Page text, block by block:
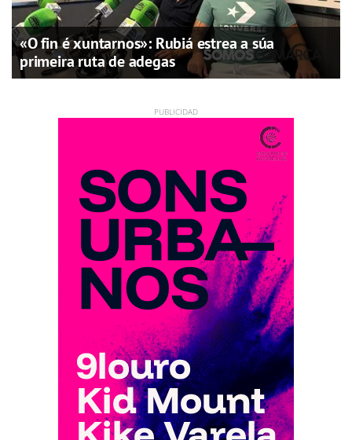
«O fin é xuntarnos»: Rubiá estrea a súa
primeira ruta de adegas